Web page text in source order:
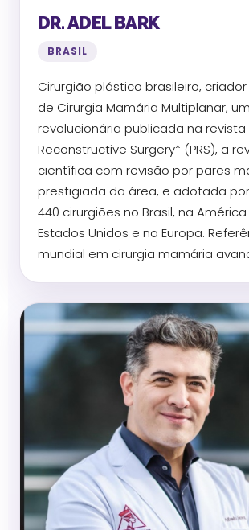
DR. ADEL BARK
BRASIL
Cirurgião plástico brasileiro,
de Cirurgia Mamária Multiplanar,
revolucionária publicada na revista
Reconstructive Surgery* (PRS), a
científica com revisão por pares
prestigiada da área, e adotada
440 cirurgiões no Brasil, na
Estados Unidos e na Europa.
mundial em cirurgia mamária